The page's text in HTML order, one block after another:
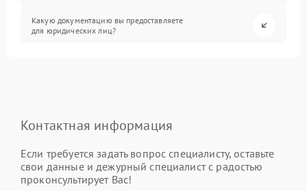
Какую документацию вы предоставляете
для юридических лиц?
Контактная информация
Если требуется задать вопрос специалисту, оставьте
свои данные и дежурный специалист с радостью
проконсультирует Вас!